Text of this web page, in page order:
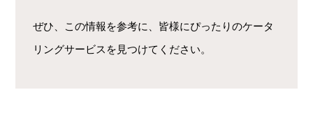
ぜひ、この情報を参考に、皆様にぴったりのケータ
リングサービスを見つけてください。